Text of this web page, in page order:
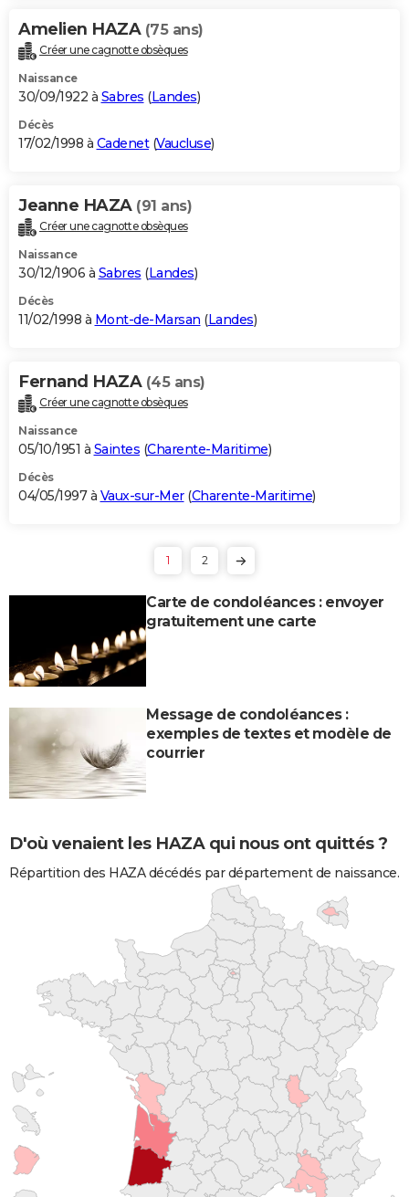
Amelien HAZA (75 ans)
Créer une cagnotte obsèques
Naissance
30/09/1922 à Sabres (Landes)
Décès
17/02/1998 à Cadenet(Vaucluse)
Jeanne HAZA (91 ans)
Créer une cagnotte obsèques
Naissance
30/12/1906 à Sabres (Landes)
Décès
11/02/1998 à Mont-de-Marsan (Landes)
Fernand HAZA (45 ans)
Créer une cagnotte obsèques
Naissance
05/10/1951 à Saintes (Charente-Maritime)
Décès
04/05/1997 à Vaux-sur-Mer(Charente-Maritime)
1 2
Carte de condoléances : envoyer
gratuitement une carte
Message de condoléances :
exemples de textes et modèle de
courrier
D'où venaient les HAZA qui nous ont quittés ?
Répartition des HAZA décédés par département de naissance.